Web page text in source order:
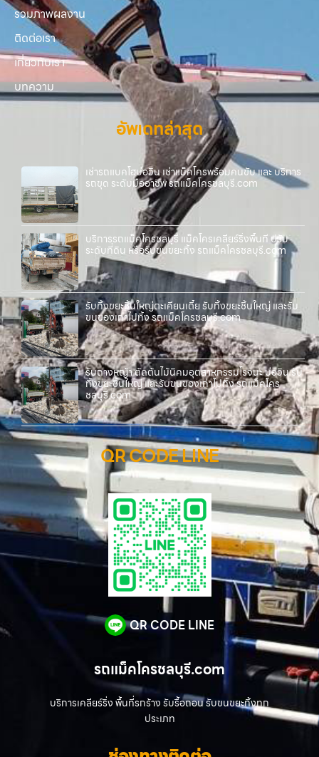
รวมภาพผลงาน
ติดต่อเรา
เกี่ยวกับเรา
บทความ
อัพเดทล่าสุด
เช่ารถแบคโฮบ่อวิน เช่าแม็คโครพร้อมคนขับ และ บริการ
รถขุด ระดับมืออาชีพ รถแม็คโครชลบุรี.com
บริการรถแม็คโครชลบุรี แม็คโครเคลียร์ริ่งพื้นที่ ปรับ
ระดับที่ดิน หรือรับขนขยะทิ้ง รถแม็คโครชลบุรี.com
รับทิ้งขยะชิ้นใหญ่ตะเคียนเตี้ย รับทิ้งขยะชิ้นใหญ่ และรับ
ขนของเก่าไปทิ้ง รถแม็คโครชลบุรี.com
รับถางหญ้า ตัดต้นไม้นิคมอุตสาหกรรมโรจนะ บ่อวิน รับ
ทิ้งขยะชิ้นใหญ่ และรับขนของเก่าไปทิ้ง รถแม็คโคร
ชลบุรี.com
QR CODE LINE
QR CODE LINE
รถแม็คโครชลบุรี.com
บริการเคลียร์ริ่ง พื้นที่รกร้าง รับรื้อถอน รับขนขยะทิ้งทุก
ประเภท